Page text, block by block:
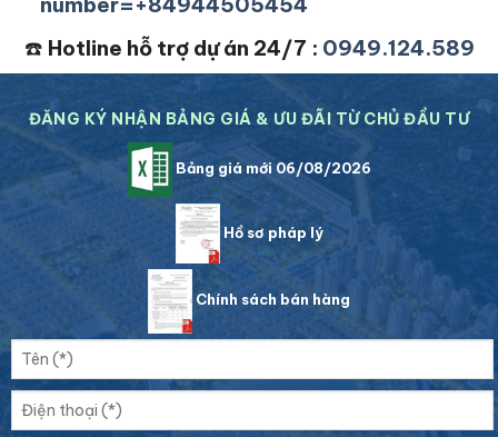
☎️ Hotline hỗ trợ dự án 24/7 : 0949.124.589
ĐĂNG KÝ NHẬN BẢNG GIÁ & ƯU ĐÃI TỪ CHỦ ĐẦU TƯ
Bảng giá mới 06/08/2026
Hồ sơ pháp lý
Chính sách bán hàng